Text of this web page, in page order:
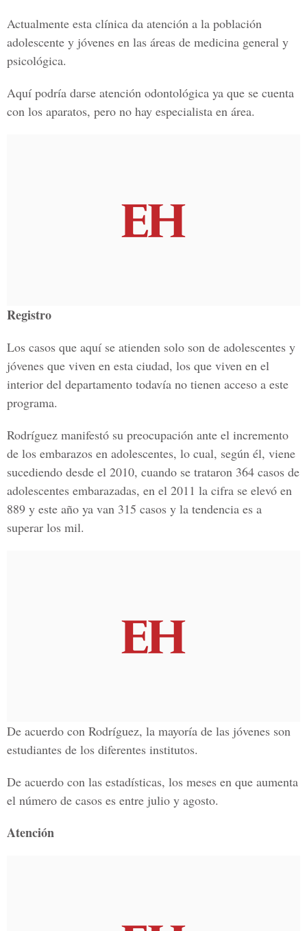
Actualmente esta clínica da atención a la población
adolescente y jóvenes en las áreas de medicina general y
psicológica.
Aquí podría darse atención odontológica ya que se cuenta
con los aparatos, pero no hay especialista en área.
Registro
Los casos que aquí se atienden solo son de adolescentes y
jóvenes que viven en esta ciudad, los que viven en el
interior del departamento todavía no tienen acceso a este
programa.
Rodríguez manifestó su preocupación ante el incremento
de los embarazos en adolescentes, lo cual, según él, viene
sucediendo desde el 2010, cuando se trataron 364 casos de
adolescentes embarazadas, en el 2011 la cifra se elevó en
889 y este año ya van 315 casos y la tendencia es a
superar los mil.
De acuerdo con Rodríguez, la mayoría de las jóvenes son
estudiantes de los diferentes institutos.
De acuerdo con las estadísticas, los meses en que aumenta
el número de casos es entre julio y agosto.
Atención